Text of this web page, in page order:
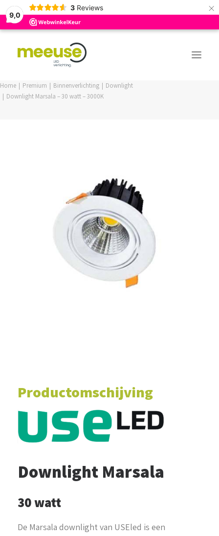
9,0
3 Reviews ×
LOGIN / REGISTER
WINKELWAGEN
Home Premium Binnenverlichting
Downlight
Downlight Marsala – 30 watt – 3000K
Productomschijving
Downlight Marsala
30 watt
De Marsala downlight van USEled is een